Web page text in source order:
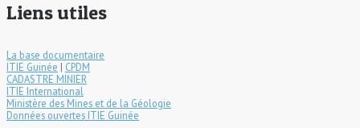
Liens utiles
La base documentaire
ITIE Guinée | CPDM
CADASTRE MINIER
ITIE International
Ministère des Mines et de la Géologie
Données ouvertes ITIE Guinée